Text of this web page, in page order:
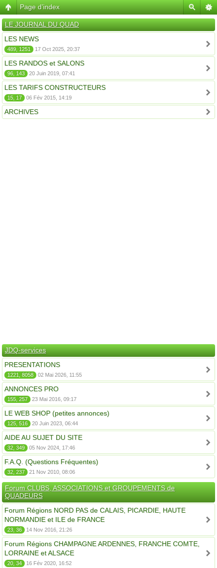
Page d’index
LE JOURNAL DU QUAD
LES NEWS
489, 1251 17 Oct 2025, 20:37
LES RANDOS et SALONS
96, 143 20 Juin 2019, 07:41
LES TARIFS CONSTRUCTEURS
15, 17 06 Fév 2015, 14:19
ARCHIVES
JDQ-services
PRESENTATIONS
1221, 8058 02 Mai 2026, 11:55
ANNONCES PRO
155, 257 23 Mai 2016, 09:17
LE WEB SHOP (petites annonces)
125, 516 20 Juin 2023, 06:44
AIDE AU SUJET DU SITE
32, 349 05 Nov 2024, 17:46
F.A.Q. (Questions Fréquentes)
32, 237 21 Nov 2010, 08:06
Forum CLUBS, ASSOCIATIONS et GROUPEMENTS de
QUADEURS
Forum Régions NORD PAS de CALAIS, PICARDIE, HAUTE
NORMANDIE et ILE de FRANCE
23, 36 14 Nov 2016, 21:26
Forum Régions CHAMPAGNE ARDENNES, FRANCHE COMTE,
LORRAINE et ALSACE
20, 34 16 Fév 2020, 16:52